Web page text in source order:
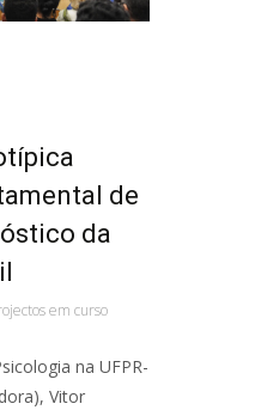
de
da
em curso
na UFPR-
Vitor